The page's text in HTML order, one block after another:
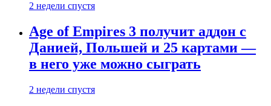
2 недели спустя
Age of Empires 3 получит аддон с
Данией, Польшей и 25 картами —
в него уже можно сыграть
2 недели спустя